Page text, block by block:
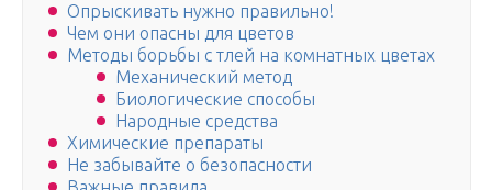
Опрыскивать нужно правильно!
Чем они опасны для цветов
Методы борьбы с тлей на комнатных цветах
Механический метод
Биологические способы
Народные средства
Химические препараты
Не забывайте о безопасности